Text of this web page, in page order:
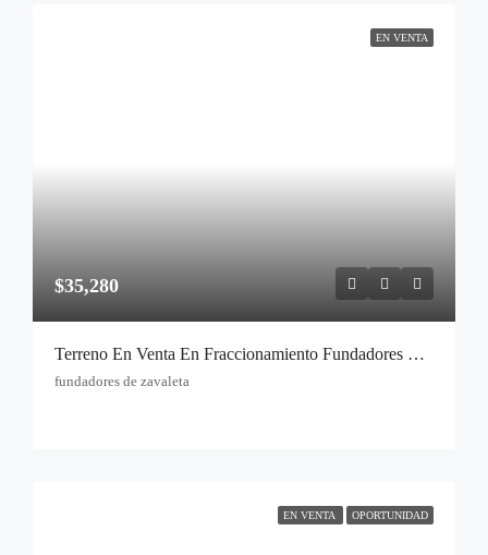
EN VENTA
$35,280
Terreno En Venta En Fraccionamiento Fundadores De Zavaleta, Puebla | 2,940 M² Residencial Premium
fundadores de zavaleta
EN VENTA OPORTUNIDAD